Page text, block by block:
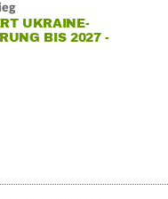
UKRAINE-
BIS 2027 -